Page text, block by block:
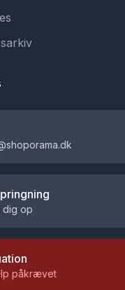
dig op
påkrævet